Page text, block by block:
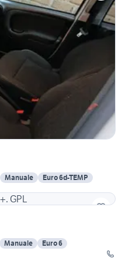
Manuale
Euro 6d-TEMP
Manuale
Euro 6